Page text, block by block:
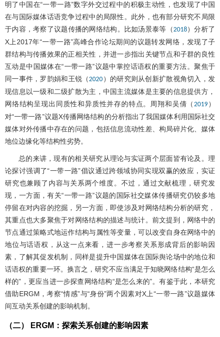
明了中国在“一带一路”数字外交过程中的积极主动性，也发现了中国
在与国际媒体话语竞争过程中的局限性。此外，也有部分研究不局限
于内容，考察了议题传播的网络结构。比如汤景泰等（2018）分析了
X上2017年“一带一路”高峰合作论坛期间的议题转发网络，发现了子
群结构与传播效果的正相关性，并进一步指出关键节点和子群的良性
互动是中国媒体在“一带一路”议题中掌控话语权的重要方法。聚焦于
同一事件，罗韵娟和王锐（2020 ）的研究则从创新扩散视角切入，发
现信息以一级和二级扩散为主，中国主流媒体是主要的信息提供方，
网络结构呈现出同质性和异质性并存的特点。周翔和吴倩（ 2019 ）
对“一带一路”议题X传播网络结构的分析指出了我国媒体利用国际社交
媒体对外传播中存在的问题，包括信息流动性差、构局碎片化、媒体
地位边缘化等结构性劣势。
总的来讲，现有的相关研究从理论与实证两个层面皆有论及。理
论探讨强调了“一带一路”倡议通过跨领域协同实现双赢的效应，实证
研究也兼顾了内容与关系两个维度。不过，通过文献梳理，研究发
现，一方面，有关“一带一路”议题的国际社交媒体传播研究仍较多地
停留在对内容的挖掘，另一方面，即使涉及对网络结构分析的研究，
其重点也大多聚焦于对网络结构的描述与统计。前文提到，网络中的
节点通过策略式地运作结构与属性等变量，可以改变自身在网络中的
地位与话语权，从这一点来看，进一步考察关系形成背后的影响因
素，了解其促发机制，同样是提升中国媒体在国际舆论场中的地位和
话语权的重要一环。换言之，研究不应当满足于知晓网络结构“是怎么
样的”，更应当进一步探查网络结构“是怎么来的”。有鉴于此，本研究
借助ERGM，考察“情感”与“身份”两个因素对X上“一带一路”议题媒体
间互动关系创建的影响机制。
（二） ERGM：探索关系创建的影响因素